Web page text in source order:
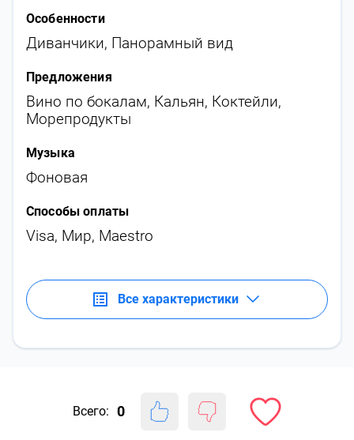
Особенности
Диванчики, Панорамный вид
Предложения
Вино по бокалам, Кальян, Коктейли,
Морепродукты
Музыка
Фоновая
Способы оплаты
Visa, Мир, Maestro
Все характеристики
Всего: 0